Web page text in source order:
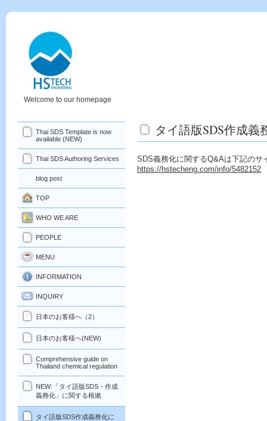
Welcome to our homepage
タイ語版SDS作成
SDS義務化に関するQ&Aは下記のサ
https://hstecheng.com/info/5482152
Thai SDS Template is now
available (NEW)
Thai SDS Authoring Services
blog post
TOP
WHO WE ARE
PEOPLE
MENU
INFORMATION
INQUIRY
日本のお客様へ（2）
日本のお客様へ(NEW)
Comprehensive guide on
Thailand chemical regulation
NEW:「タイ語版SDS・作成
義務化」に関する根拠
タイ語版SDS作成義務化に